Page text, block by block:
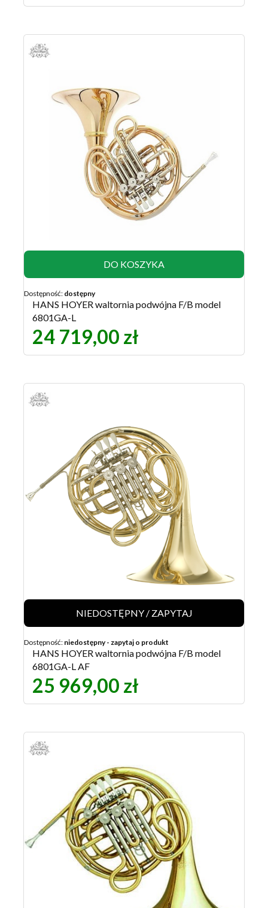
DO KOSZYKA
Dostępność: dostępny
HANS HOYER waltornia podwójna F/B model
6801GA-L
24 719,00 zł
NIEDOSTĘPNY / ZAPYTAJ
Dostępność: niedostępny - zapytaj o produkt
HANS HOYER waltornia podwójna F/B model
6801GA-L AF
25 969,00 zł